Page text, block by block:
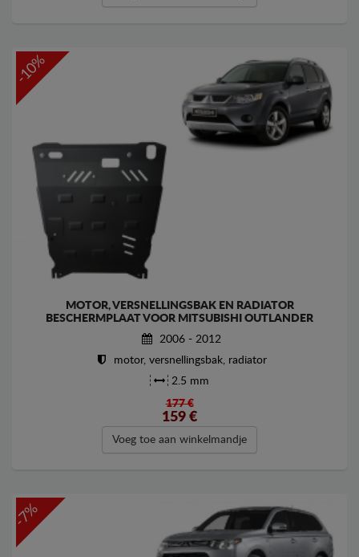
-10%
MOTOR, VERSNELLINGSBAK EN RADIATOR
BESCHERMPLAAT VOOR MITSUBISHI OUTLANDER
2006 - 2012
motor, versnellingsbak, radiator
2.5 mm
177 €
159 €
Voeg toe aan winkelmandje
-7%